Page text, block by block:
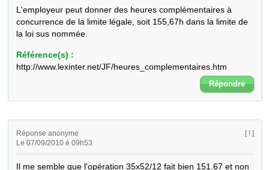
L'employeur peut donner des heures complémentaires à
concurrence de la limite légale, soit 155,67h dans la limite de
la loi sus nommée.
Référence(s) :
http://www.lexinter.net/JF/heures_complementaires.htm
Répondre
Réponse anonyme
Le 07/09/2010 é 09h53
[ ! ]
Il me semble que l'opération 35x52/12 fait bien 151.67 et non